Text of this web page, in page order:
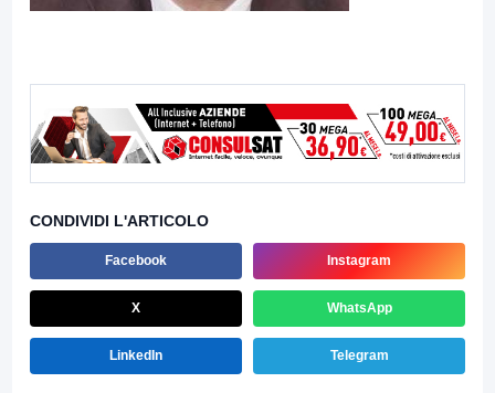
CONDIVIDI L'ARTICOLO
Facebook Instagram
X WhatsApp
LinkedIn Telegram